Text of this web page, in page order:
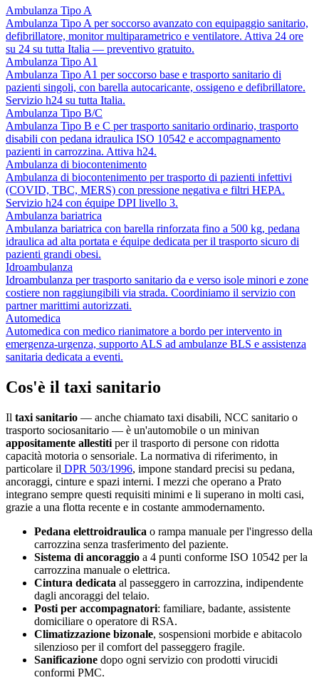
Ambulanza Tipo A
Ambulanza Tipo A per soccorso avanzato con equipaggio sanitario,
defibrillatore, monitor multiparametrico e ventilatore. Attiva 24 ore
su 24 su tutta Italia — preventivo gratuito.
Ambulanza Tipo A1
Ambulanza Tipo A1 per soccorso base e trasporto sanitario di
pazienti singoli, con barella autocaricante, ossigeno e defibrillatore.
Servizio h24 su tutta Italia.
Ambulanza Tipo B/C
Ambulanza Tipo B e C per trasporto sanitario ordinario, trasporto
disabili con pedana idraulica ISO 10542 e accompagnamento
pazienti in carrozzina. Attiva h24.
Ambulanza di biocontenimento
Ambulanza di biocontenimento per trasporto di pazienti infettivi
(COVID, TBC, MERS) con pressione negativa e filtri HEPA.
Servizio h24 con équipe DPI livello 3.
Ambulanza bariatrica
Ambulanza bariatrica con barella rinforzata fino a 500 kg, pedana
idraulica ad alta portata e équipe dedicata per il trasporto sicuro di
pazienti grandi obesi.
Idroambulanza
Idroambulanza per trasporto sanitario da e verso isole minori e zone
costiere non raggiungibili via strada. Coordiniamo il servizio con
partner marittimi autorizzati.
Automedica
Automedica con medico rianimatore a bordo per intervento in
emergenza-urgenza, supporto ALS ad ambulanze BLS e assistenza
sanitaria dedicata a eventi.
Cos'è il taxi sanitario
Il taxi sanitario — anche chiamato taxi disabili, NCC sanitario o
trasporto sociosanitario — è un'automobile o un minivan
appositamente allestiti per il trasporto di persone con ridotta
capacità motoria o sensoriale. La normativa di riferimento, in
particolare il DPR 503/1996, impone standard precisi su pedana,
ancoraggi, cinture e spazi interni. I mezzi che operano a Prato
integrano sempre questi requisiti minimi e li superano in molti casi,
grazie a una flotta recente e in costante ammodernamento.
Pedana elettroidraulica o rampa manuale per l'ingresso della
carrozzina senza trasferimento del paziente.
Sistema di ancoraggio a 4 punti conforme ISO 10542 per la
carrozzina manuale o elettrica.
Cintura dedicata al passeggero in carrozzina, indipendente
dagli ancoraggi del telaio.
Posti per accompagnatori: familiare, badante, assistente
domiciliare o operatore di RSA.
Climatizzazione bizonale, sospensioni morbide e abitacolo
silenzioso per il comfort del passeggero fragile.
Sanificazione dopo ogni servizio con prodotti virucidi
conformi PMC.